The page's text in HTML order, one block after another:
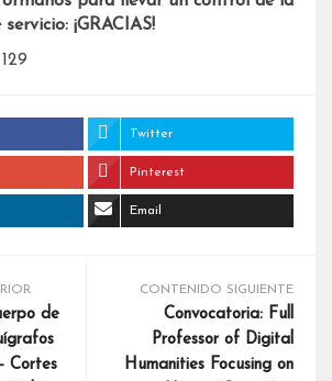
¡GRACIAS!
129
Twitter
Pinterest
Email
de
Cortes
CONTENIDO SIGUIENTE
Convocatoria: Full
Professor of Digital
Humanities Focusing on